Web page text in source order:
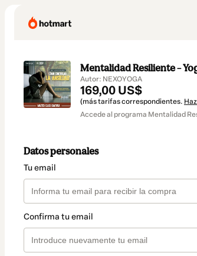
Mentalidad Resiliente –
Autor: NEXOYOGA
169,00 US$
(más tarifas correspondientes.
Accede al programa Mentalidad
Datos personales
Tu email
Confirma tu email